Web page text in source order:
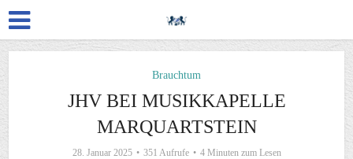
Brauchtum
JHV BEI MUSIKKAPELLE
MARQUARTSTEIN
28. Januar 2025 351 Aufrufe 4 Minuten zum Lesen